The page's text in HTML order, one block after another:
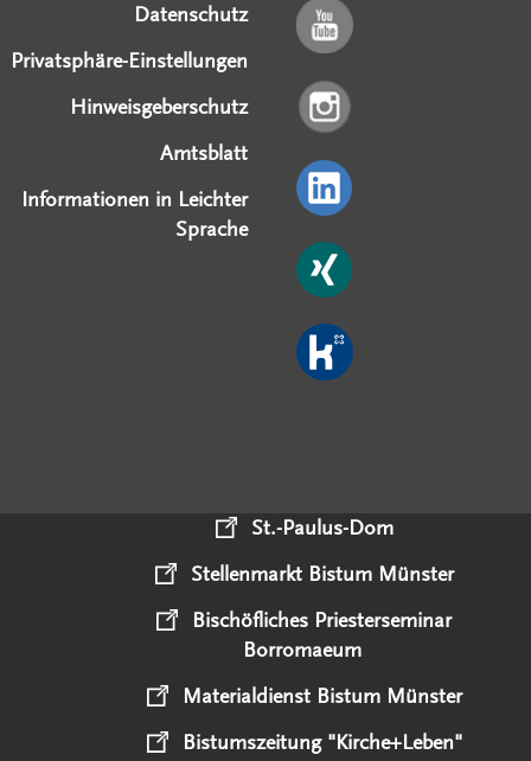
Datenschutz
Privatsphäre-Einstellungen
Hinweisgeberschutz
Amtsblatt
Informationen in Leichter
Sprache
St.-Paulus-Dom
Stellenmarkt Bistum Münster
Bischöfliches Priesterseminar
Borromaeum
Materialdienst Bistum Münster
Bistumszeitung "Kirche+Leben"